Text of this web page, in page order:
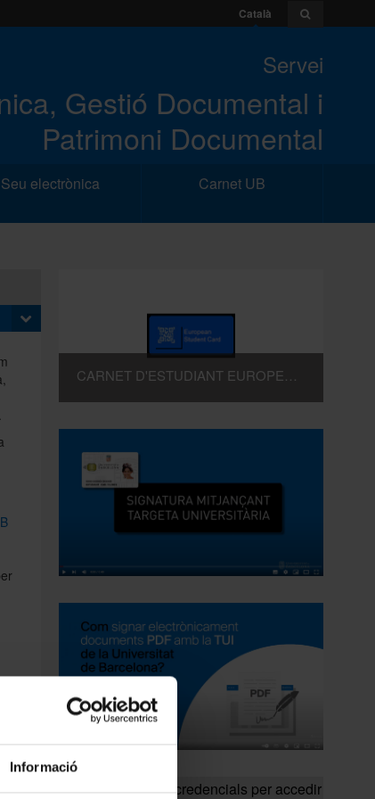
Informació
Català
Servei
Gestió Documental i
Patrimoni Documental
Seu electrònica Carnet UB
Com obtenir les credencials per accedir